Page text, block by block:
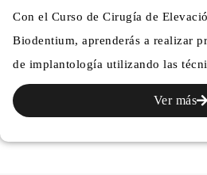
Con el Curso de Cirugía de
Biodentium, aprenderás a realizar
de implantología utilizando las
Ver más